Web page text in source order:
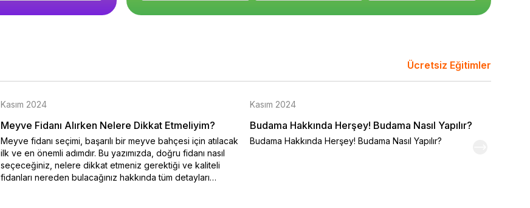
Ücretsiz Eğitimler
Kasım 2024
Meyve Fidanı Alırken Nelere Dikkat Etmeliyim?
Meyve fidanı seçimi, başarılı bir meyve bahçesi için atılacak
ilk ve en önemli adımdır. Bu yazımızda, doğru fidanı nasıl
seçeceğiniz, nelere dikkat etmeniz gerektiği ve kaliteli
fidanları nereden bulacağınız hakkında tüm detayları
Kasım 2024
Budama Hakkında Herşey! Budama Nasıl Yapılır?
Budama Hakkında Herşey! Budama Nasıl Yapılır?